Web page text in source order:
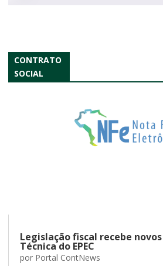
CONTRATO
SOCIAL
Legislação fiscal recebe
Técnica do EPEC
por Portal ContNews